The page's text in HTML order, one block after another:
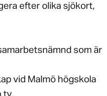
efter olika sjökort,
som är
vid Malmö högskola